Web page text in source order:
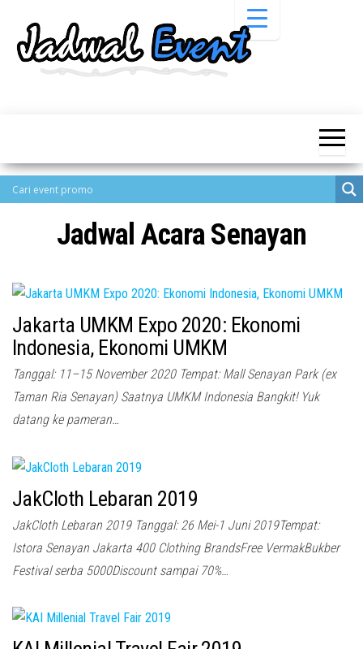
Pameran,
Promo
Terbaru
Pameran,
Seminar,
Bazaar,
Job Fair,
Lomba dll.
Jadwal Acara Senayan
Jakarta UMKM Expo 2020: Ekonomi
Indonesia, Ekonomi UMKM
Tanggal: 11–15 November 2020 Tempat: Mall Senayan Park (ex
Taman Ria Senayan) Saatnya UMKM Indonesia Bangkit! Yuk
datang ke pameran…
JakCloth Lebaran 2019
JakCloth Lebaran 2019 Tanggal: 26 Mei-1 Juni 2019Tempat:
Istora Senayan Jakarta 400 Clothing BrandsFree VermakBukber
Festival serba 5000Discount sampai 70%…